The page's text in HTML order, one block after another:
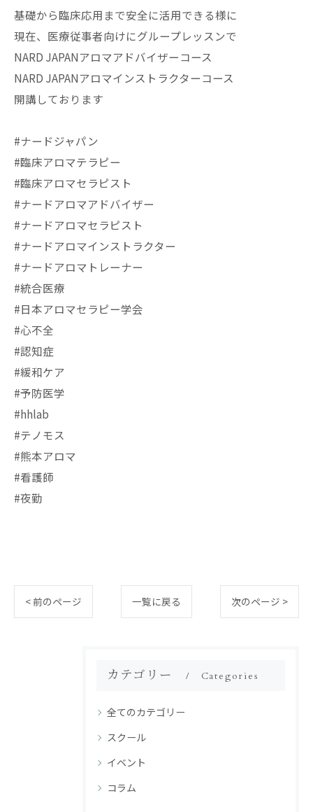
基礎から臨床応用まで安全に活用できる様に
現在、医療従事者向けにグループレッスンで
NARD JAPANアロマアドバイザーコース
NARD JAPANアロマインストラクターコース
開講しております
#ナードジャパン
#臨床アロマテラピー
#臨床アロマセラピスト
#ナードアロマアドバイザー
#ナードアロマセラピスト
#ナードアロマインストラクター
#ナードアロマトレーナー
#統合医療
#日本アロマセラピー学会
#心不全
#認知症
#緩和ケア
#予防医学
#hhlab
#テノモス
#熊本アロマ
#看護師
#夜勤
< 前のページ 一覧に戻る 次のページ >
カテゴリー Categories
全てのカテゴリー
スクール
イベント
コラム